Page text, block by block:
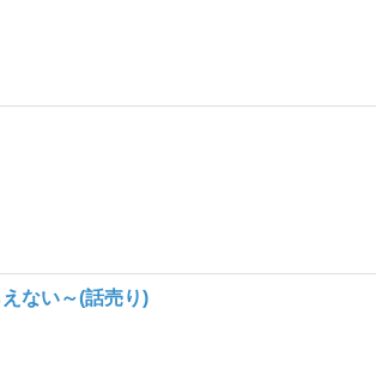
ない～(話売り)